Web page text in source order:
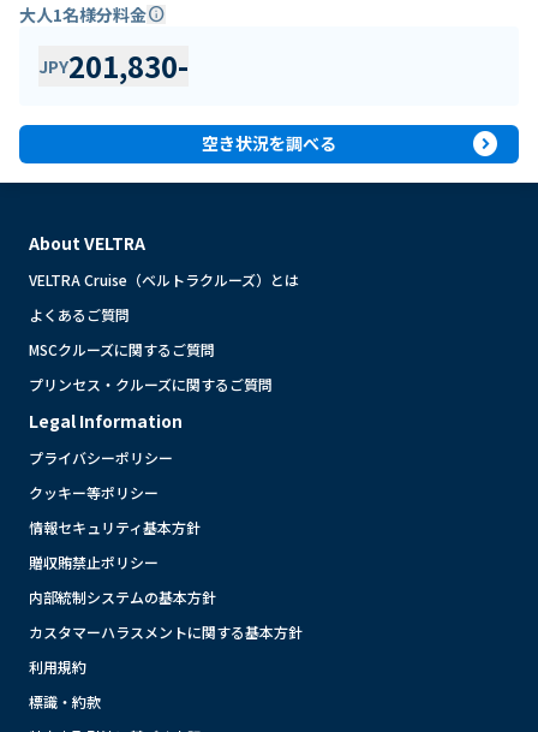
大人1名様分料金info
JPY201,830-
空き状況を調べる expand_circle_right
About VELTRA
VELTRA Cruise（ベルトラクルーズ）とは
よくあるご質問
MSCクルーズに関するご質問
プリンセス・クルーズに関するご質問
Legal Information
プライバシーポリシー
クッキー等ポリシー
情報セキュリティ基本方針
贈収賄禁止ポリシー
内部統制システムの基本方針
カスタマーハラスメントに関する基本方針
利用規約
標識・約款